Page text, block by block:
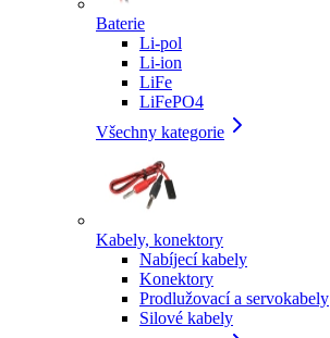
Baterie
Li-pol
Li-ion
LiFe
LiFePO4
Všechny kategorie
Kabely, konektory
Nabíjecí kabely
Konektory
Prodlužovací a servokabely
Silové kabely